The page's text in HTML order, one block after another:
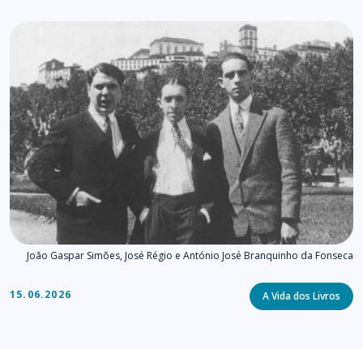
João Gaspar Simões, José Régio e António José Branquinho da Fonseca
15.06.2026 Categories
A Vida dos Livros